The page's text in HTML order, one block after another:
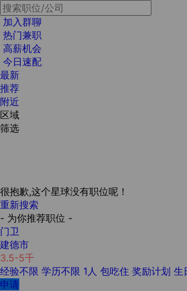
加入群聊
热门兼职
高薪机会
今日速配
最新
推荐
附近
区域
筛选
很抱歉,这个星球没有职位呢！
重新搜索
- 为你推荐职位 -
门卫
建德市
3.5-5千
经验不限 学历不限 1人 包吃住 奖励计划 生
申请